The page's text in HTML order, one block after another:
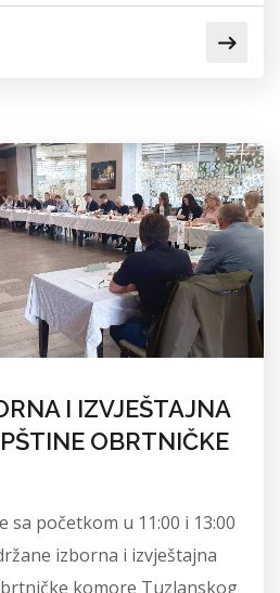
I IZVJEŠTAJNA
OBRTNIČKE
sa početkom u 11:00 i 13:00
izborna i izvještajna
komore Tuzlanskog